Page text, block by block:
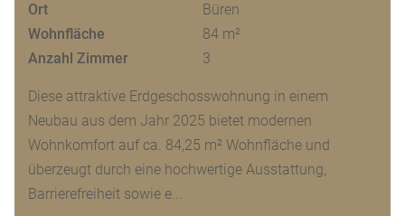
Ort
Büren
Wohnfläche
84 m²
Anzahl Zimmer
3
Diese attraktive Erdgeschosswohnung in einem
Neubau aus dem Jahr 2025 bietet modernen
Wohnkomfort auf ca. 84,25 m² Wohnfläche und
überzeugt durch eine hochwertige Ausstattung,
Barrierefreiheit sowie e...